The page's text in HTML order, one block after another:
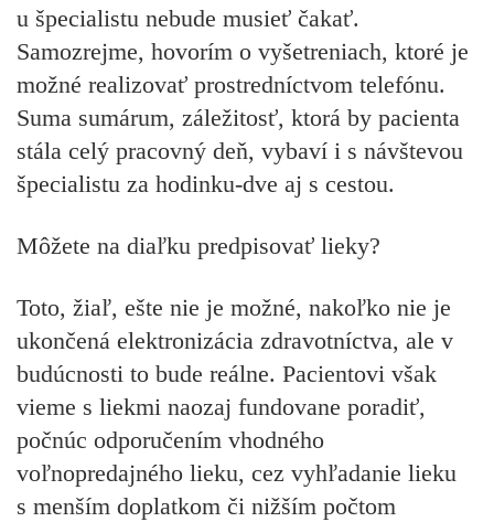
u špecialistu nebude musieť čakať.
Samozrejme, hovorím o vyšetreniach, ktoré je
možné realizovať prostredníctvom telefónu.
Suma sumárum, záležitosť, ktorá by pacienta
stála celý pracovný deň, vybaví i s návštevou
špecialistu za hodinku-dve aj s cestou.
Môžete na diaľku predpisovať lieky?
Toto, žiaľ, ešte nie je možné, nakoľko nie je
ukončená elektronizácia zdravotníctva, ale v
budúcnosti to bude reálne. Pacientovi však
vieme s liekmi naozaj fundovane poradiť,
počnúc odporučením vhodného
voľnopredajného lieku, cez vyhľadanie lieku
s menším doplatkom či nižším počtom